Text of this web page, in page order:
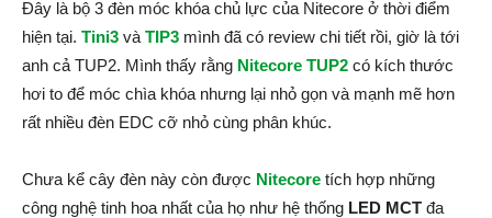
Đây là bộ 3 đèn móc khóa chủ lực của Nitecore ở thời điểm
hiện tại. Tini3 và TIP3 mình đã có review chi tiết rồi, giờ là tới
anh cả TUP2. Mình thấy rằng Nitecore TUP2 có kích thước
hơi to để móc chìa khóa nhưng lại nhỏ gọn và mạnh mẽ hơn
rất nhiều đèn EDC cỡ nhỏ cùng phân khúc.
Chưa kể cây đèn này còn được Nitecore tích hợp những
công nghệ tinh hoa nhất của họ như hệ thống LED MCT đa